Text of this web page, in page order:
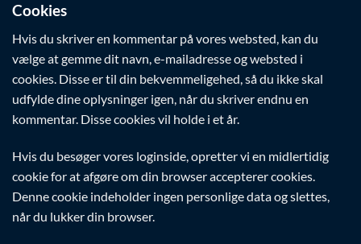
Cookies
Hvis du skriver en kommentar på vores websted, kan du
vælge at gemme dit navn, e-mailadresse og websted i
cookies. Disse er til din bekvemmeligehed, så du ikke skal
udfylde dine oplysninger igen, når du skriver endnu en
kommentar. Disse cookies vil holde i et år.
Hvis du besøger vores loginside, opretter vi en midlertidig
cookie for at afgøre om din browser accepterer cookies.
Denne cookie indeholder ingen personlige data og slettes,
når du lukker din browser.